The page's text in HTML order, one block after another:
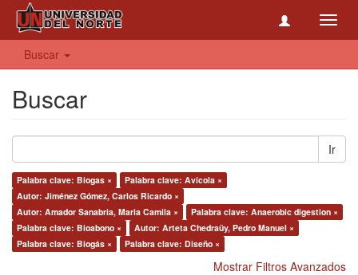
Buscar
Buscar
Ir
Palabra clave: Biogas ×
Palabra clave: Avícola ×
Autor: Jiménez Gómez, Carlos Ricardo ×
Autor: Amador Sanabria, Maria Camila ×
Palabra clave: Anaerobic digestion ×
Palabra clave: Bioabono ×
Autor: Arteta Chedraüy, Pedro Manuel ×
Palabra clave: Biogás ×
Palabra clave: Diseño ×
Mostrar Filtros Avanzados